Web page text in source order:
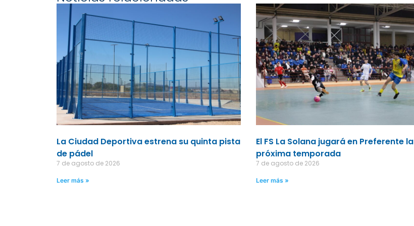
La Ciudad Deportiva estrena su quinta pista
de pádel
7 de agosto de 2026
Leer más »
El FS La Solana jugará en Preferente la
próxima temporada
7 de agosto de 2026
Leer más »